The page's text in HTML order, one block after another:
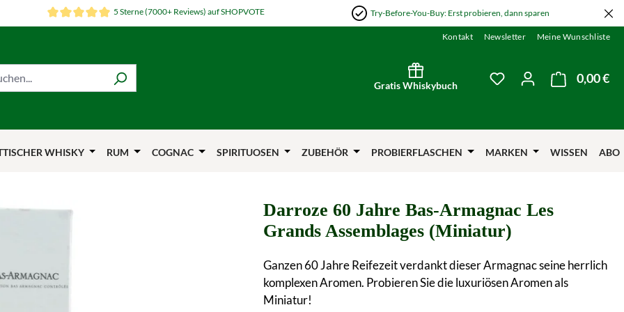
5 Sterne (7000+ Reviews) auf SHOPVOTE Try-Before-You-Buy: Erst probieren, dann sparen
Kontakt Newsletter Meine Wunschliste
Gratis Whiskybuch
Du hast 0 Produkte
0,00 €
WHISKY RUM COGNAC SPIRITUOSEN ZUBEHÖR PROBIERFLASCHEN MARKEN WISSEN ABO
Darroze 60 Jahre Bas-Armagnac Les
Grands Assemblages (Miniatur)
Ganzen 60 Jahre Reifezeit verdankt dieser Armagnac seine herrlich
komplexen Aromen. Probieren Sie die luxuriösen Aromen als
Miniatur!